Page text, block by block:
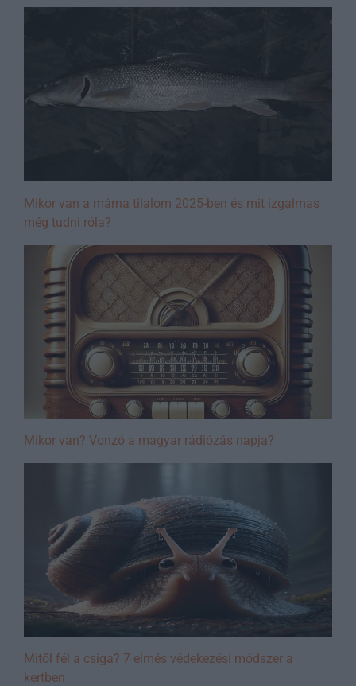
Mikor van a márna tilalom 2025-ben és mit izgalmas
még tudni róla?
Mikor van? Vonzó a magyar rádiózás napja?
Mitől fél a csiga? 7 elmés védekezési módszer a
kertben